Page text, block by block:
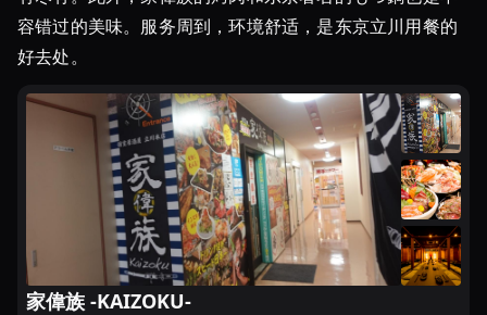
ン
キ
グ
TOP10！
-
う
や
ま
リ
ゾ
容错过的美味。服务周到，环境舒适，是东京立川用餐的
好去处。
家偉族 -KAIZOKU-